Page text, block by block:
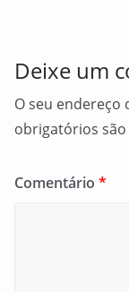
Deixe um
O seu endereço
obrigatórios
Comentário *